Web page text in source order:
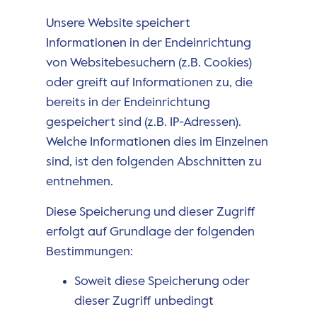
Unsere Website speichert
Informationen in der Endeinrichtung
von Websitebesuchern (z.B. Cookies)
oder greift auf Informationen zu, die
bereits in der Endeinrichtung
gespeichert sind (z.B. IP-Adressen).
Welche Informationen dies im Einzelnen
sind, ist den folgenden Abschnitten zu
entnehmen.
Diese Speicherung und dieser Zugriff
erfolgt auf Grundlage der folgenden
Bestimmungen:
Soweit diese Speicherung oder
dieser Zugriff unbedingt